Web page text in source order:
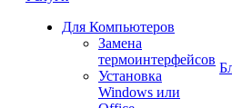
Для Компьютеров
Замена
термоинтерфейсов
Установка
Windows или